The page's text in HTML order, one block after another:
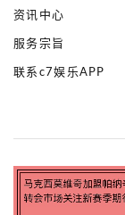
资讯中心
服务宗旨
联系c7娱乐APP